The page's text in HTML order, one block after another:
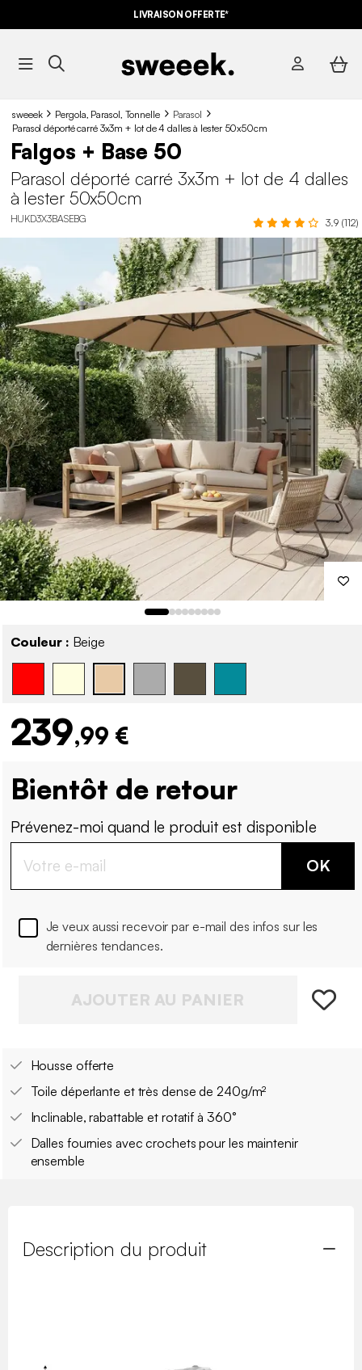
LIVRAISON OFFERTE*
sweeek Pergola, Parasol, Tonnelle
Parasol
Parasol déporté carré 3x3m + lot de 4 dalles à lester 50x50cm
Falgos + Base 50
Parasol déporté carré 3x3m + lot de 4 dalles
à lester 50x50cm
HUKD3X3BASEBG 3.9 (112)
Couleur : Beige
239,99 €
Bientôt de retour
Prévenez-moi quand le produit est disponible
OK
Je veux aussi recevoir par e-mail des infos sur les
dernières tendances.
AJOUTER AU PANIER
Housse offerte
Toile déperlante et très dense de 240g/m²
Inclinable, rabattable et rotatif à 360°
Dalles fournies avec crochets pour les maintenir
ensemble
Description du produit